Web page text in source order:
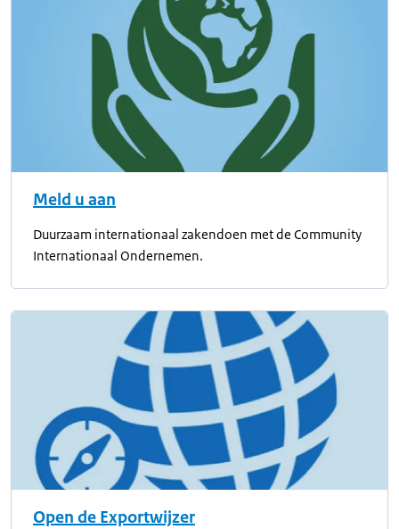
Meld u aan
Duurzaam internationaal zakendoen met de Community
Internationaal Ondernemen.
Open de Exportwijzer